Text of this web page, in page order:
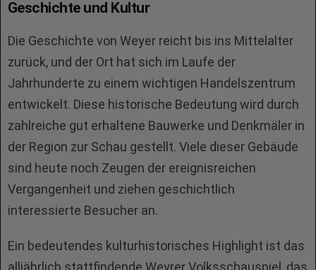
Geschichte und Kultur
Die Geschichte von Weyer reicht bis ins Mittelalter
zurück, und der Ort hat sich im Laufe der
Jahrhunderte zu einem wichtigen Handelszentrum
entwickelt. Diese historische Bedeutung wird durch
zahlreiche gut erhaltene Bauwerke und Denkmäler in
der Region zur Schau gestellt. Viele dieser Gebäude
sind heute noch Zeugen der ereignisreichen
Vergangenheit und ziehen geschichtlich
interessierte Besucher an.
Ein bedeutendes kulturhistorisches Highlight ist das
alljährlich stattfindende Weyrer Volksschauspiel, das